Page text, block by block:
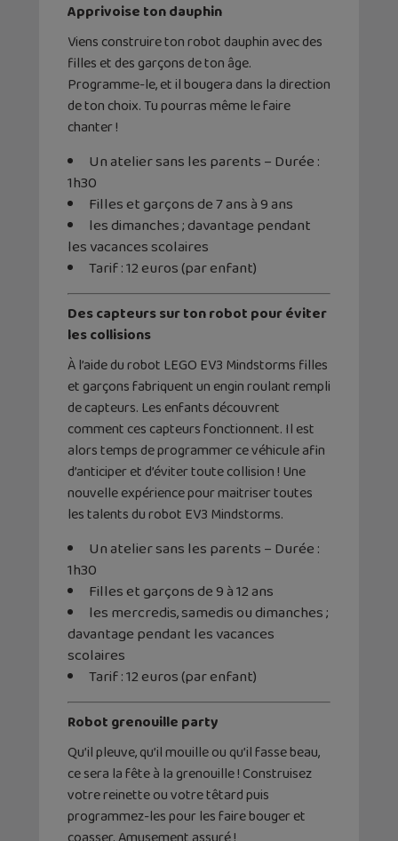
Apprivoise ton dauphin
Viens construire ton robot dauphin avec des
filles et des garçons de ton âge.
Programme-le, et il bougera dans la direction
de ton choix. Tu pourras même le faire
chanter !
Un atelier sans les parents – Durée :
1h30
Filles et garçons de 7 ans à 9 ans
les dimanches ; davantage pendant
les vacances scolaires
Tarif : 12 euros (par enfant)
Des capteurs sur ton robot pour éviter
les collisions
À l’aide du robot LEGO EV3 Mindstorms filles
et garçons fabriquent un engin roulant rempli
de capteurs. Les enfants découvrent
comment ces capteurs fonctionnent. Il est
alors temps de programmer ce véhicule afin
d’anticiper et d’éviter toute collision ! Une
nouvelle expérience pour maitriser toutes
les talents du robot EV3 Mindstorms.
Un atelier sans les parents – Durée :
1h30
Filles et garçons de 9 à 12 ans
les mercredis, samedis ou dimanches ;
davantage pendant les vacances
scolaires
Tarif : 12 euros (par enfant)
Robot grenouille party
Qu’il pleuve, qu’il mouille ou qu’il fasse beau,
ce sera la fête à la grenouille ! Construisez
votre reinette ou votre têtard puis
programmez-les pour les faire bouger et